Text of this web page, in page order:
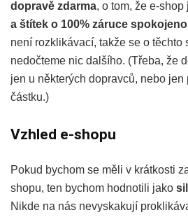
dopravě zdarma, o tom, že e-shop
a štítek o 100% záruce
není rozklikávací, takže se o těchto
nedočteme nic dalšího. (Třeba, že
jen u některých dopravců, nebo
částku.)
Vzhled e-shopu
Pokud bychom se měli v krátkosti
shopu, ten bychom hodnotili jako
Nikde na nás nevyskakují